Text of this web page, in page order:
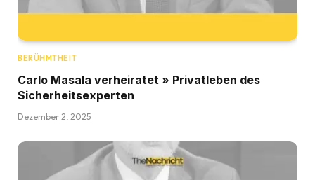
BERÜHMTHEIT
Carlo Masala verheiratet » Privatleben des
Sicherheitsexperten
Dezember 2, 2025